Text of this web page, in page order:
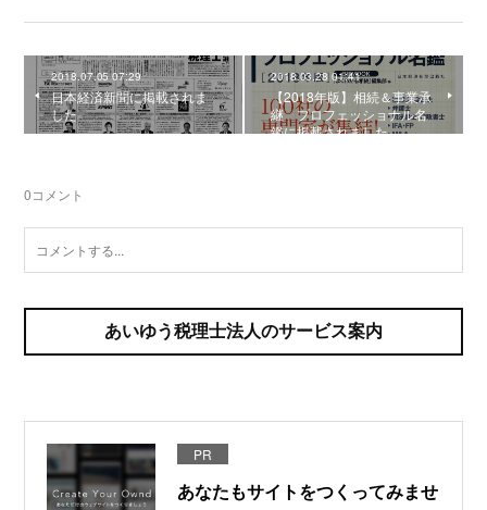
2018.07.05 07:29
日本経済新聞に掲載されま
した
2018.03.28 01:41
【2018年版】相続＆事業承
継 プロフェッショナル名
鑑に掲載されました
0コメント
あいゆう税理士法人のサービス案内
PR
あなたもサイトをつくってみませ